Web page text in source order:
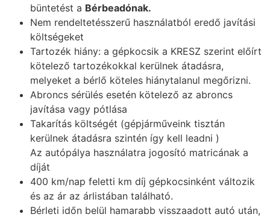
büntetést a Bérbeadónak.
Nem rendeltetésszerű használatból eredő javítási
költségeket
Tartozék hiány: a gépkocsik a KRESZ szerint előírt
kötelező tartozékokkal kerülnek átadásra,
melyeket a bérlő köteles hiánytalanul megőrizni.
Abroncs sérülés esetén kötelező az abroncs
javítása vagy pótlása
Takarítás költségét (gépjárműveink tisztán
kerülnek átadásra szintén így kell leadni )
Az autópálya használatra jogosító matricának a
díját
400 km/nap feletti km díj gépkocsinként változik
és az ár az árlistában található.
Bérleti időn belül hamarabb visszaadott autó után,